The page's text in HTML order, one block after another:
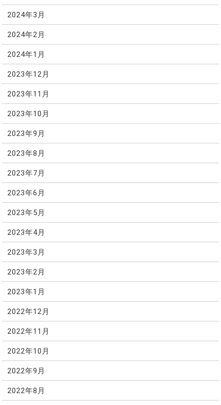
2024年3月
2024年2月
2024年1月
2023年12月
2023年11月
2023年10月
2023年9月
2023年8月
2023年7月
2023年6月
2023年5月
2023年4月
2023年3月
2023年2月
2023年1月
2022年12月
2022年11月
2022年10月
2022年9月
2022年8月